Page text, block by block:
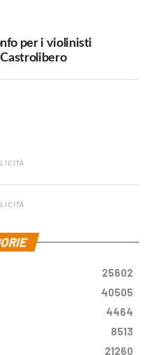
per i violinisti
25602
40505
4464
8513
21260